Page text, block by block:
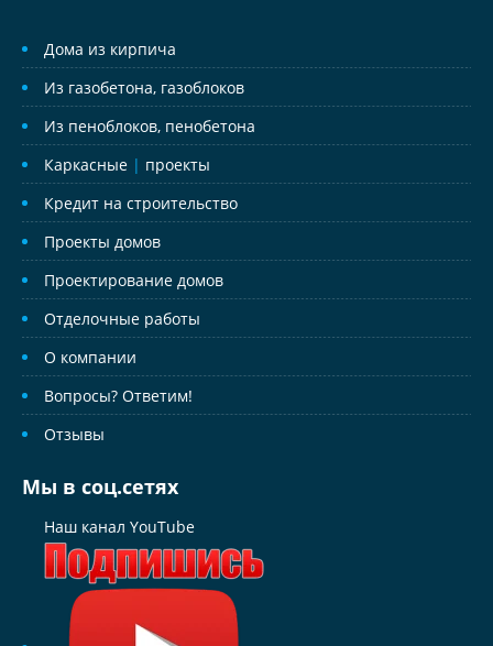
Дома из кирпича
Из газобетона, газоблоков
Из пеноблоков, пенобетона
Каркасные | проекты
Кредит на строительство
Проекты домов
Проектирование домов
Отделочные работы
О компании
Вопросы? Ответим!
Отзывы
Мы в соц.сетях
Наш канал YouTube